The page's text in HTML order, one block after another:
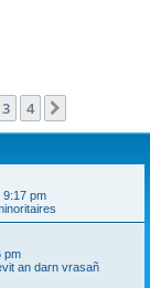
c
3 4
9:17 pm
pm
an darn vrasañ